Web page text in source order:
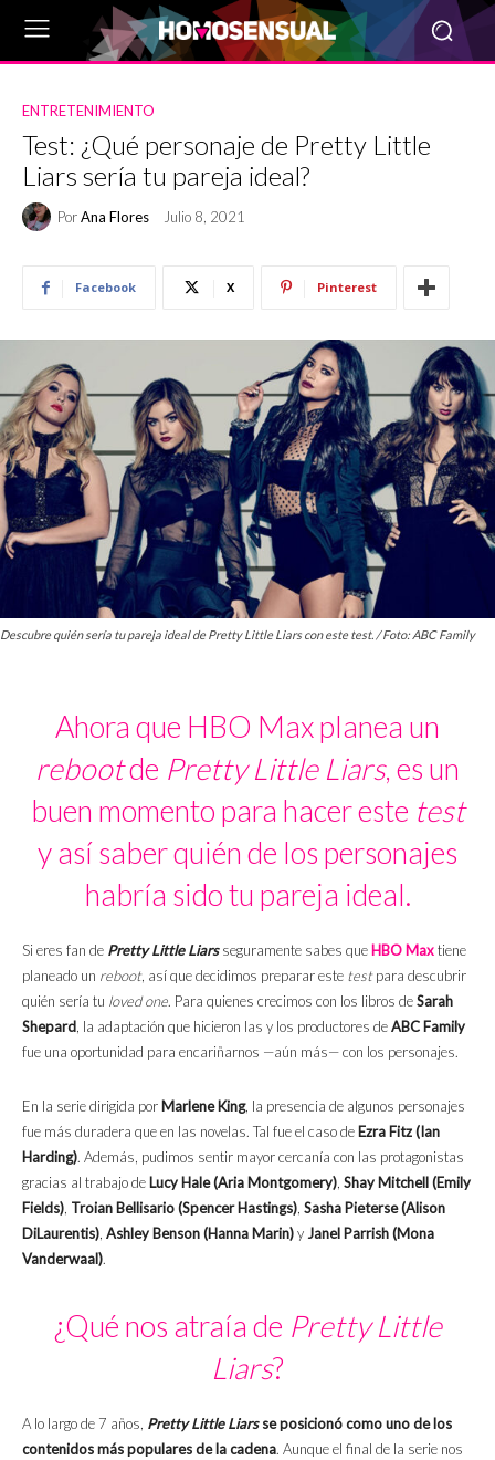
ENTRETENIMIENTO
Test: ¿Qué personaje de Pretty Little
Liars sería tu pareja ideal?
PorAna Flores Julio 8, 2021
Facebook X Pinterest
Descubre quién sería tu pareja ideal de Pretty Little Liars con este test. / Foto: ABC Family
Ahora que HBO Max planea un
rebootde Pretty Little Liars, es un
buen momento para hacer este test
y así saber quién de los personajes
habría sido tu pareja ideal.
Si eres fan de Pretty Little Liarsseguramente sabes que HBO Maxtiene
planeado un reboot, así que decidimos preparar este testpara descubrir
quién sería tu loved one. Para quienes crecimos con los libros deSarah
Shepard, la adaptación que hicieron las y los productores deABC Family
fue una oportunidad para encariñarnos —aún más— con los personajes.
En la serie dirigida por Marlene King, la presencia de algunos personajes
fue más duradera que en las novelas. Tal fue el caso de Ezra Fitz (Ian
Harding). Además, pudimos sentir mayor cercanía con las protagonistas
gracias al trabajo de Lucy Hale (Aria Montgomery), Shay Mitchell (Emily
Fields), Troian Bellisario (Spencer Hastings), Sasha Pieterse (Alison
DiLaurentis), Ashley Benson (Hanna Marin)yJanel Parrish (Mona
Vanderwaal).
¿Qué nos atraía de Pretty Little
Liars?
A lo largo de 7 años, Pretty Little Liarsse posicionó como uno de los
contenidos más populares de la cadena. Aunque el final de la serie nos